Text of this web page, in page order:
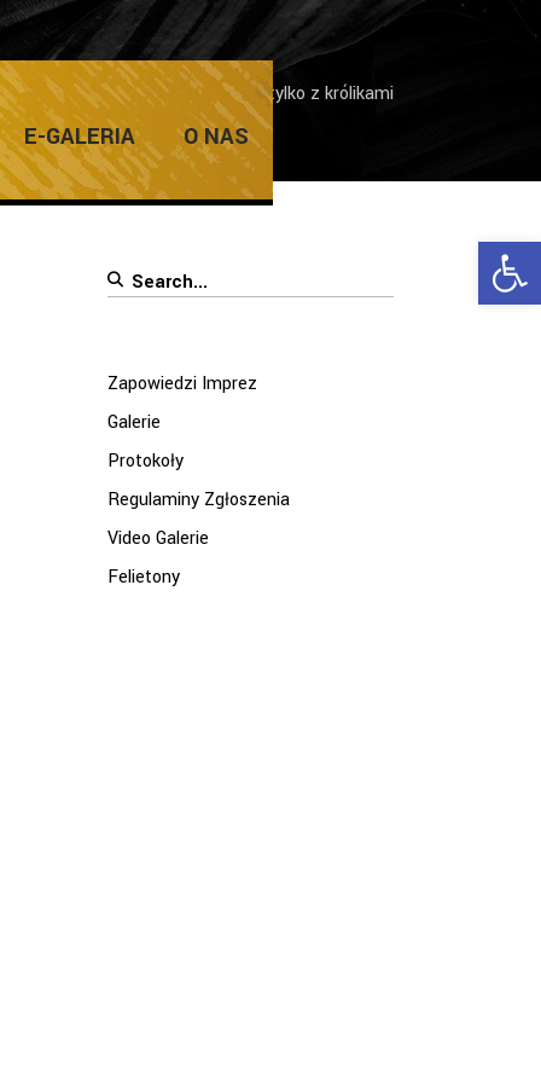
E-GALERIA O NAS
Imprez /O tym można mówić tylko z królikami
Search
Zapowiedzi Imprez
Galerie
Protokoły
Regulaminy Zgłoszenia
Video Galerie
Felietony